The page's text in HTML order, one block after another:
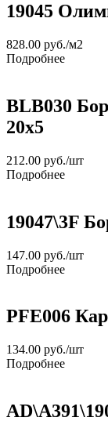
19045
828.00 руб./м2
Подробнее
BLB030
20х5
212.00 руб./шт
Подробнее
19047\3F
147.00 руб./шт
Подробнее
PFE006
134.00 руб./шт
Подробнее